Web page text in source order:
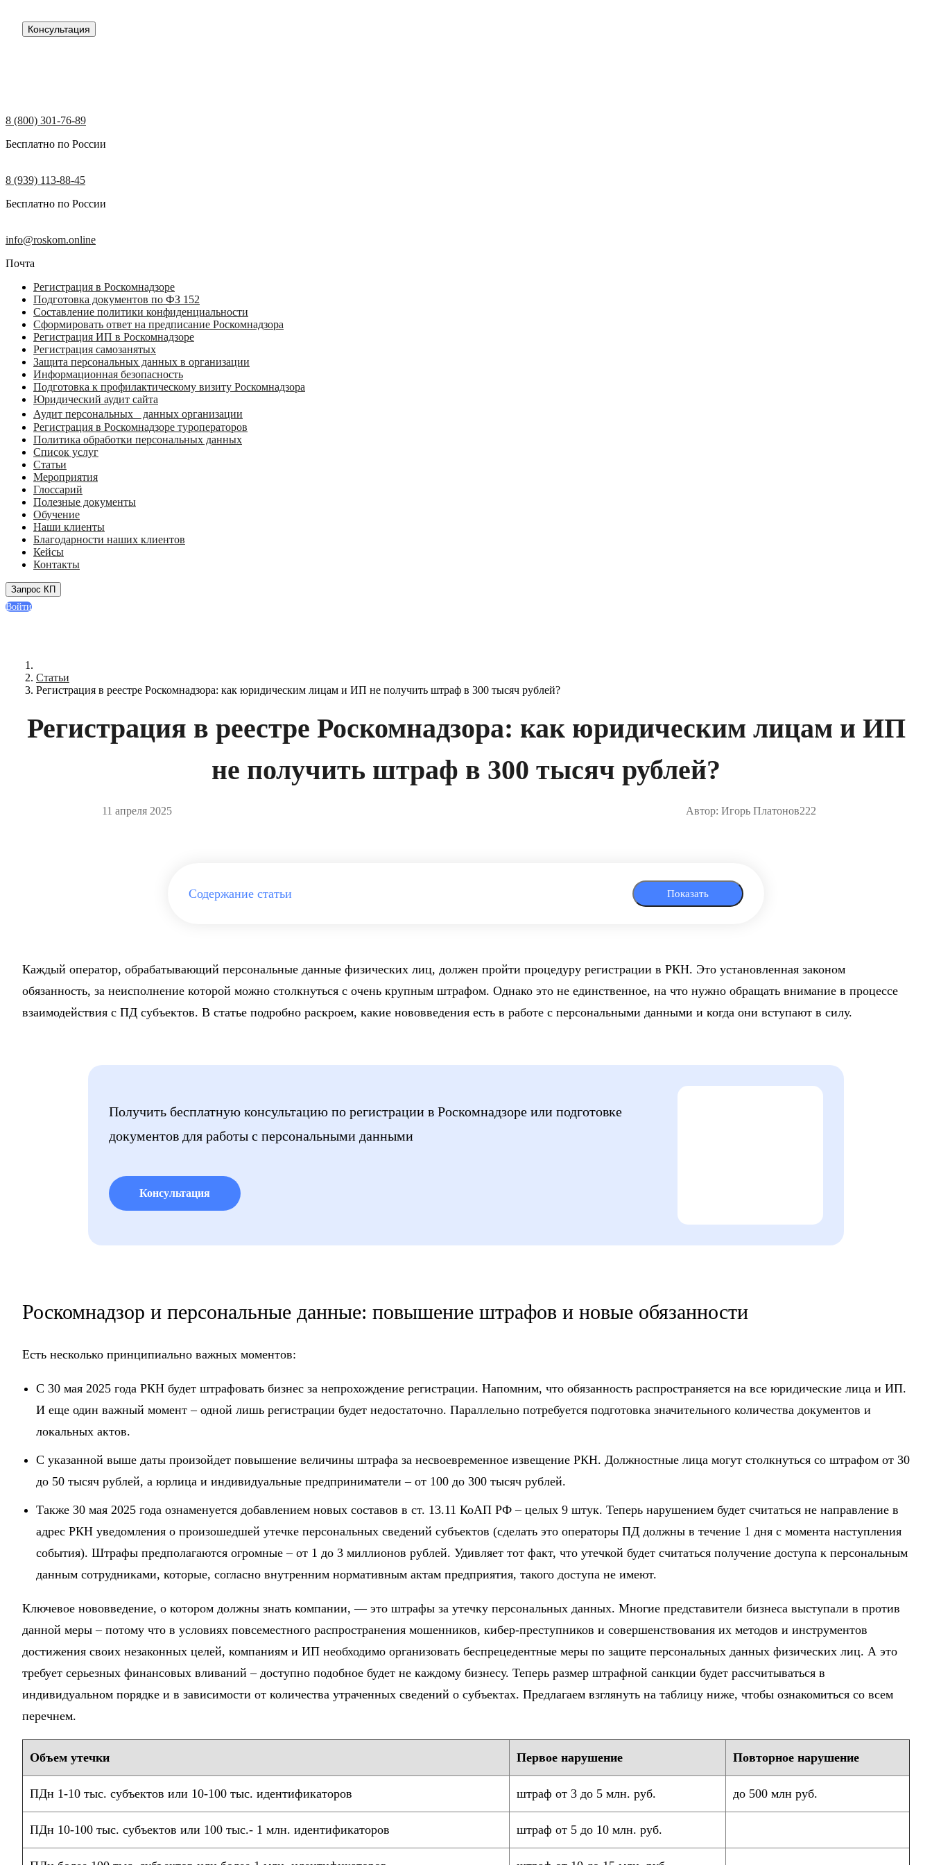
Консультация
8 (800) 301-76-89
Бесплатно по России
8 (939) 113-88-45
Бесплатно по России
info@roskom.online
Почта
Регистрация в Роскомнадзоре
Подготовка документов по ФЗ 152
Составление политики конфиденциальности
Сформировать ответ на предписание Роскомнадзора
Регистрация ИП в Роскомнадзоре
Регистрация самозанятых
Защита персональных данных в организации
Информационная безопасность
Подготовка к профилактическому визиту Роскомнадзора
Юридический аудит сайта
Аудит персональных данных организации
Регистрация в Роскомнадзоре туроператоров
Политика обработки персональных данных
Список услуг
Статьи
Мероприятия
Глоссарий
Полезные документы
Обучение
Наши клиенты
Благодарности наших клиентов
Кейсы
Контакты
Запрос КП
Войти
Статьи
Регистрация в реестре Роскомнадзора: как юридическим лицам и ИП не получить штраф в 300 тысяч рублей?
Регистрация в реестре Роскомнадзора: как юридическим лицам и ИП
не получить штраф в 300 тысяч рублей?
11 апреля 2025 Автор: Игорь Платонов222
Содержание статьи Показать
Каждый оператор, обрабатывающий персональные данные физических лиц, должен пройти процедуру регистрации в РКН. Это установленная законом
обязанность, за неисполнение которой можно столкнуться с очень крупным штрафом. Однако это не единственное, на что нужно обращать внимание в процессе
взаимодействия с ПД субъектов. В статье подробно раскроем, какие нововведения есть в работе с персональными данными и когда они вступают в силу.
Получить бесплатную консультацию по регистрации в Роскомнадзоре или подготовке
документов для работы с персональными данными
Консультация
Роскомнадзор и персональные данные: повышение штрафов и новые обязанности
Есть несколько принципиально важных моментов:
С 30 мая 2025 года РКН будет штрафовать бизнес за непрохождение регистрации. Напомним, что обязанность распространяется на все юридические лица и ИП.
И еще один важный момент – одной лишь регистрации будет недостаточно. Параллельно потребуется подготовка значительного количества документов и
локальных актов.
С указанной выше даты произойдет повышение величины штрафа за несвоевременное извещение РКН. Должностные лица могут столкнуться со штрафом от 30
до 50 тысяч рублей, а юрлица и индивидуальные предприниматели – от 100 до 300 тысяч рублей.
Также 30 мая 2025 года ознаменуется добавлением новых составов в ст. 13.11 КоАП РФ – целых 9 штук. Теперь нарушением будет считаться не направление в
адрес РКН уведомления о произошедшей утечке персональных сведений субъектов (сделать это операторы ПД должны в течение 1 дня с момента наступления
события). Штрафы предполагаются огромные – от 1 до 3 миллионов рублей. Удивляет тот факт, что утечкой будет считаться получение доступа к персональным
данным сотрудниками, которые, согласно внутренним нормативным актам предприятия, такого доступа не имеют.
Ключевое нововведение, о котором должны знать компании, — это штрафы за утечку персональных данных. Многие представители бизнеса выступали в против
данной меры – потому что в условиях повсеместного распространения мошенников, кибер-преступников и совершенствования их методов и инструментов
достижения своих незаконных целей, компаниям и ИП необходимо организовать беспрецедентные меры по защите персональных данных физических лиц. А это
требует серьезных финансовых вливаний – доступно подобное будет не каждому бизнесу. Теперь размер штрафной санкции будет рассчитываться в
индивидуальном порядке и в зависимости от количества утраченных сведений о субъектах. Предлагаем взглянуть на таблицу ниже, чтобы ознакомиться со всем
перечнем.
Объем утечки Первое нарушение Повторное нарушение
ПДн 1-10 тыс. субъектов или 10-100 тыс. идентификаторов штраф от 3 до 5 млн. руб. до 500 млн руб.
ПДн 10-100 тыс. субъектов или 100 тыс.- 1 млн. идентификаторов штраф от 5 до 10 млн. руб.